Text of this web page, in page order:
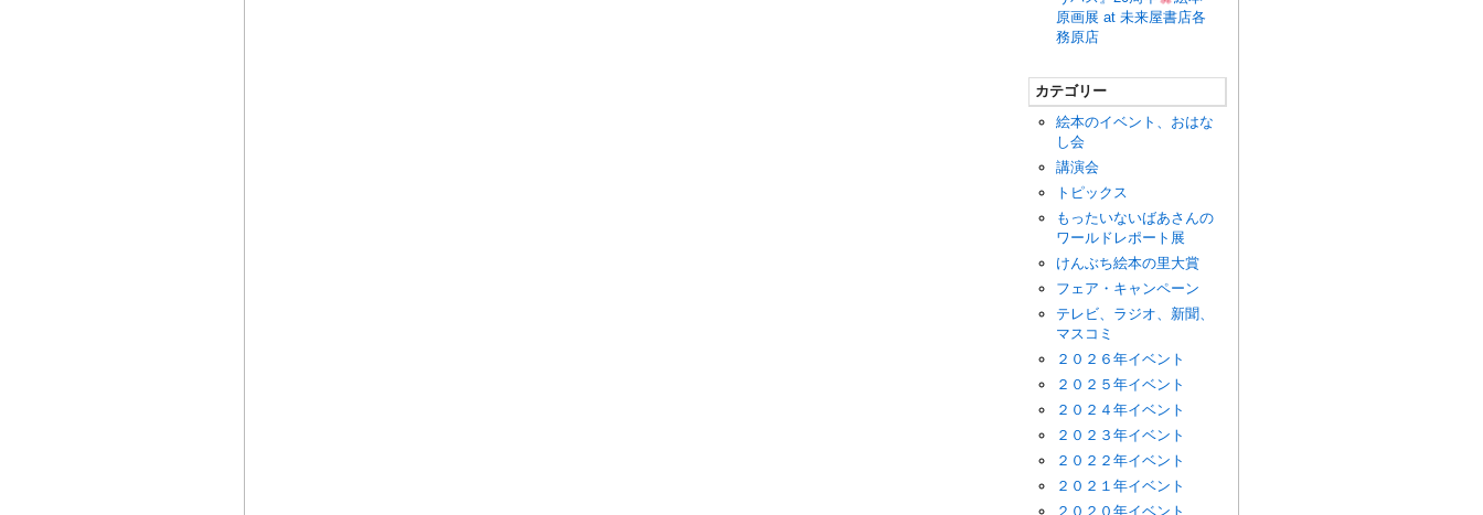
原画展 at 未来屋書店各
務原店
カテゴリー
絵本のイベント、おはな
し会
講演会
トピックス
もったいないばあさんの
ワールドレポート展
けんぶち絵本の里大賞
フェア・キャンペーン
テレビ、ラジオ、新聞、
マスコミ
２０２６年イベント
２０２５年イベント
２０２４年イベント
２０２３年イベント
２０２２年イベント
２０２１年イベント
２０２０年イベント